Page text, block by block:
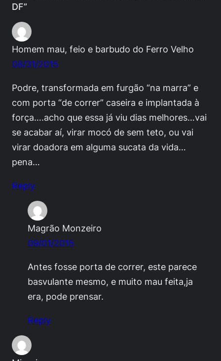
DF”
Homem mau, feio e barbudo do Ferro Velho
08/31/2015
Podre, transformada em furgão “na marra” e
com porta “de correr” caseira e implantada à
força….acho que essa já viu dias melhores…vai
se acabar aí, virar mocó de sem teto, ou vai
virar doadora em alguma sucata da vida…
pena…
Reply
Magrão Monzeiro
09/01/2015
Antes fosse porta de correr, este parece
basvulante mesmo, e muito mau feita,ja
era, pode prensar.
Reply